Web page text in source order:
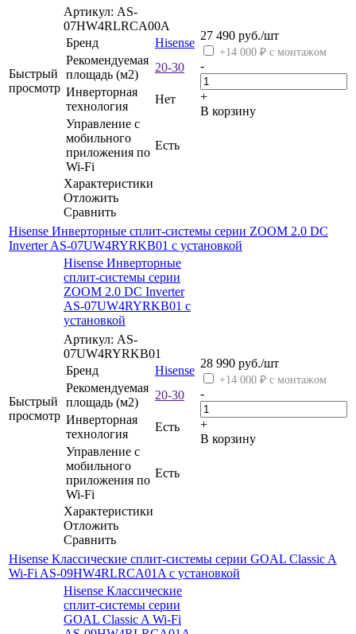
Быстрый
просмотр
Артикул: AS-
07HW4RLRCA00A
Бренд
Hisense
Рекомендуемая
площадь (м2)
20-30
Инверторная
технология
Нет
Управление c
мобильного
приложения по
Wi-Fi
Есть
Характеристики
Отложить
Сравнить
27 490 руб./шт
+14 000 ₽ с монтажом
-
+
В корзину
Hisense Инверторные сплит-системы серии ZOOM 2.0 DC
Inverter AS-07UW4RYRKB01 с установкой
Быстрый
просмотр
Hisense Инверторные
сплит-системы серии
ZOOM 2.0 DC Inverter
AS-07UW4RYRKB01 с
установкой
Артикул: AS-
07UW4RYRKB01
Бренд
Hisense
Рекомендуемая
площадь (м2)
20-30
Инверторная
технология
Есть
Управление c
мобильного
приложения по
Wi-Fi
Есть
Характеристики
Отложить
Сравнить
28 990 руб./шт
+14 000 ₽ с монтажом
-
+
В корзину
Hisense Классические сплит-системы серии GOAL Classic A
Wi-Fi AS-09HW4RLRCA01A с установкой
Hisense Классические
сплит-системы серии
GOAL Classic A Wi-Fi